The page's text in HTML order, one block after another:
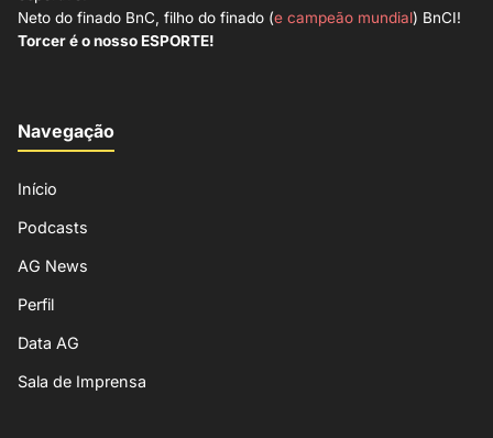
Neto do finado BnC, filho do finado (e campeão mundial) BnCI!
Torcer é o nosso ESPORTE!
Navegação
Início
Podcasts
AG News
Perfil
Data AG
Sala de Imprensa